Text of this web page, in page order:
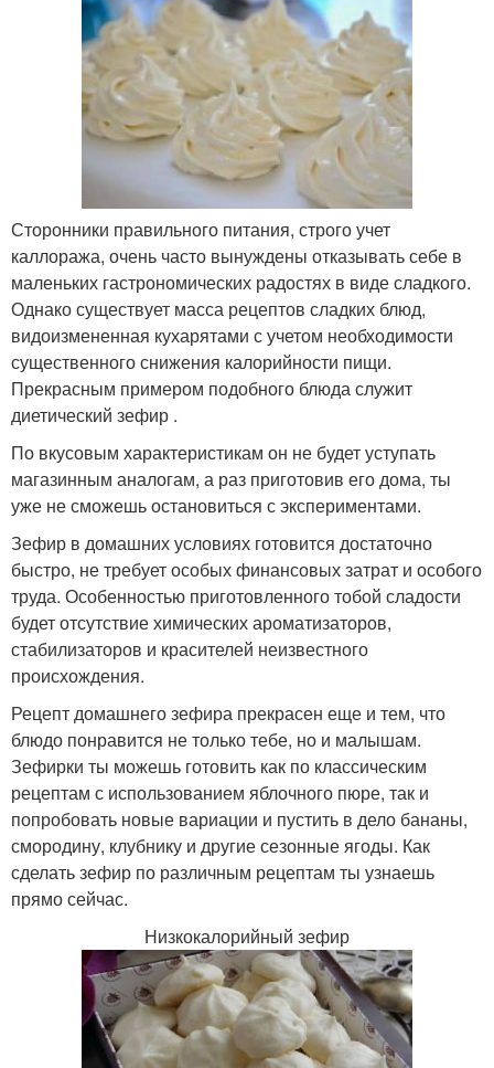
Сторонники правильного питания, строго учет
каллоража, очень часто вынуждены отказывать себе в
маленьких гастрономических радостях в виде сладкого.
Однако существует масса рецептов сладких блюд,
видоизмененная кухарятами с учетом необходимости
существенного снижения калорийности пищи.
Прекрасным примером подобного блюда служит
диетический зефир .
По вкусовым характеристикам он не будет уступать
магазинным аналогам, а раз приготовив его дома, ты
уже не сможешь остановиться с экспериментами.
Зефир в домашних условиях готовится достаточно
быстро, не требует особых финансовых затрат и особого
труда. Особенностью приготовленного тобой сладости
будет отсутствие химических ароматизаторов,
стабилизаторов и красителей неизвестного
происхождения.
Рецепт домашнего зефира прекрасен еще и тем, что
блюдо понравится не только тебе, но и малышам.
Зефирки ты можешь готовить как по классическим
рецептам с использованием яблочного пюре, так и
попробовать новые вариации и пустить в дело бананы,
смородину, клубнику и другие сезонные ягоды. Как
сделать зефир по различным рецептам ты узнаешь
прямо сейчас.
Низкокалорийный зефир